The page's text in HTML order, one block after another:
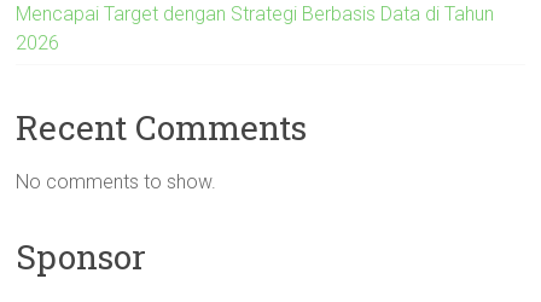
Mencapai Target dengan Strategi Berbasis Data di Tahun
2026
Recent Comments
No comments to show.
Sponsor